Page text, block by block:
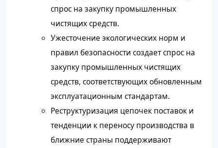
спрос на закупку промышленных
чистящих средств.
Ужесточение экологических норм и
правил безопасности создает спрос на
закупку промышленных чистящих
средств, соответствующих обновленным
эксплуатационным стандартам.
Реструктуризация цепочек поставок и
тенденции к переносу производства в
ближние страны поддерживают